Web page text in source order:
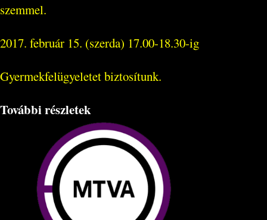
szemmel.
2017. február 15. (szerda) 17.00-18.30-ig
Gyermekfelügyeletet biztosítunk.
További részletek